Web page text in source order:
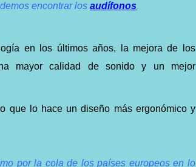
encontrar los audífonos.
en los últimos años, la mejora de los
mayor calidad de sonido y un mejor
que lo hace un diseño más ergonómico y
por la cola de los países europeos en lo